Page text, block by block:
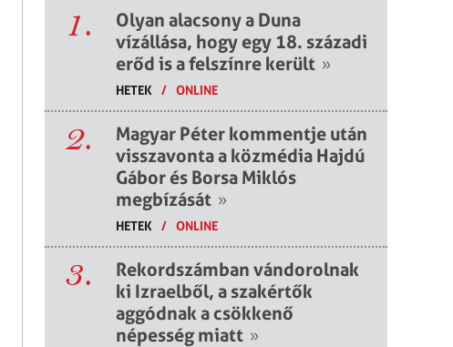
1.
Olyan alacsony a Duna
vízállása, hogy egy 18. századi
erőd is a felszínre került »
HETEK / ONLINE
2.
Magyar Péter kommentje után
visszavonta a közmédia Hajdú
Gábor és Borsa Miklós
megbízását »
HETEK / ONLINE
3.
Rekordszámban vándorolnak
ki Izraelből, a szakértők
aggódnak a csökkenő
népesség miatt »